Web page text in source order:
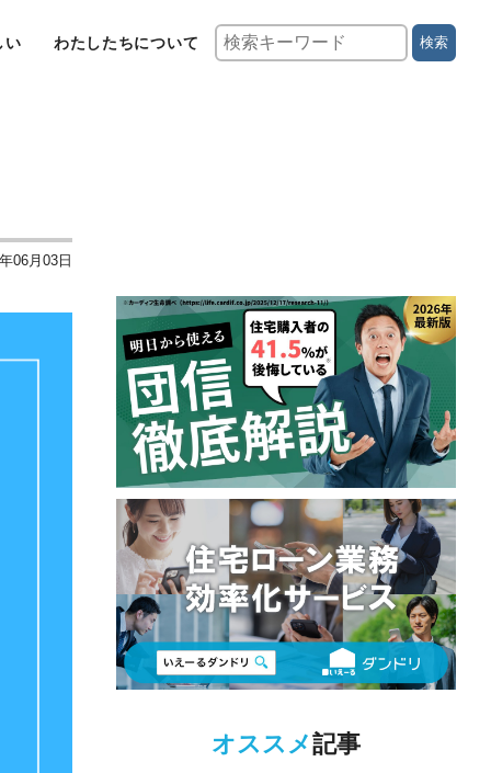
い わたしたちについて 検索
06月03日
オススメ記事